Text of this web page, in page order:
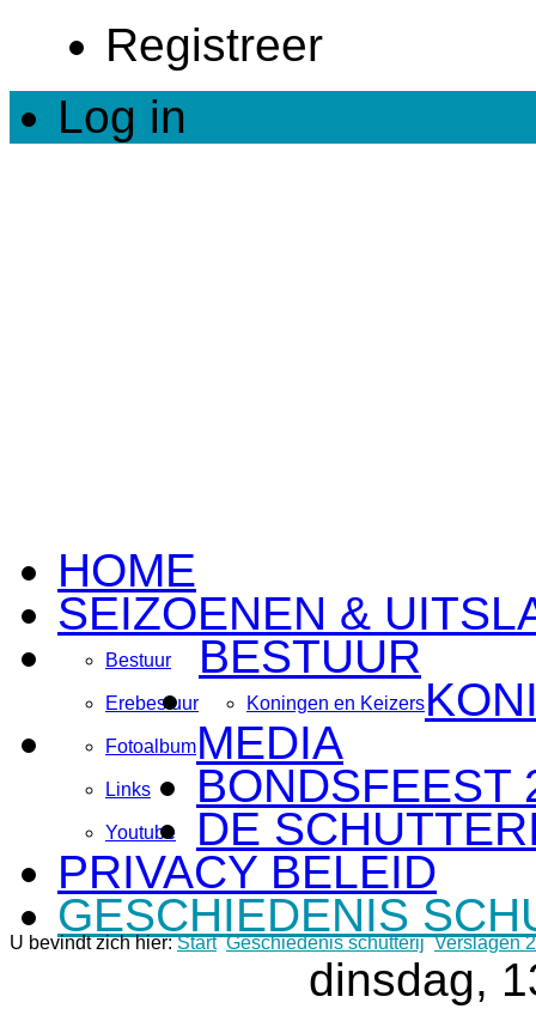
Registreer
Log in
HOME
SEIZOENEN &
BESTUUR
Bestuur
Erebestuur Koningen en Keizers
MEDIA
Fotoalbum
Links
Youtube
BONDSFEEST
DE
PRIVACY BELEID
GESCHIEDENIS
U bevindt zich hier:Start Geschiedenis schutterij Verslagen
dinsdag,